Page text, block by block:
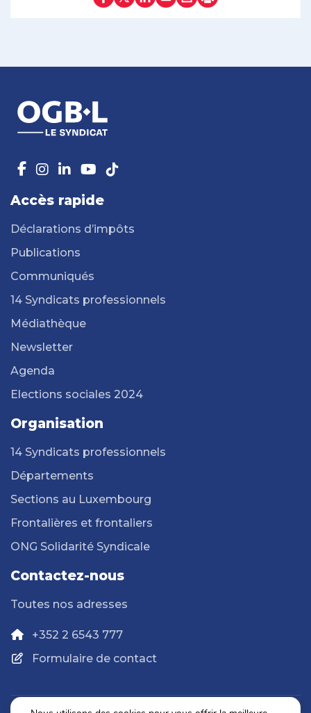
Accès rapide
Déclarations d’impôts
Publications
Communiqués
14 Syndicats professionnels
Médiathèque
Newsletter
Agenda
Elections sociales 2024
Organisation
14 Syndicats professionnels
Départements
Sections au Luxembourg
Frontalières et frontaliers
ONG Solidarité Syndicale
Contactez-nous
Toutes nos adresses
+352 2 6543 777
Formulaire de contact